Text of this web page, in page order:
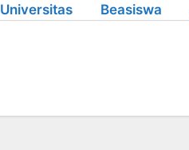
Universitas Beasiswa